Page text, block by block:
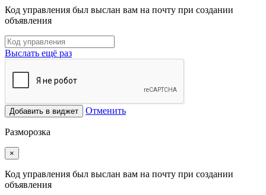
Код управления был выслан вам на почту при создании
объявления
Выслать ещё раз
Добавить в виджет Отменить
Разморозка
×
Код управления был выслан вам на почту при создании
объявления